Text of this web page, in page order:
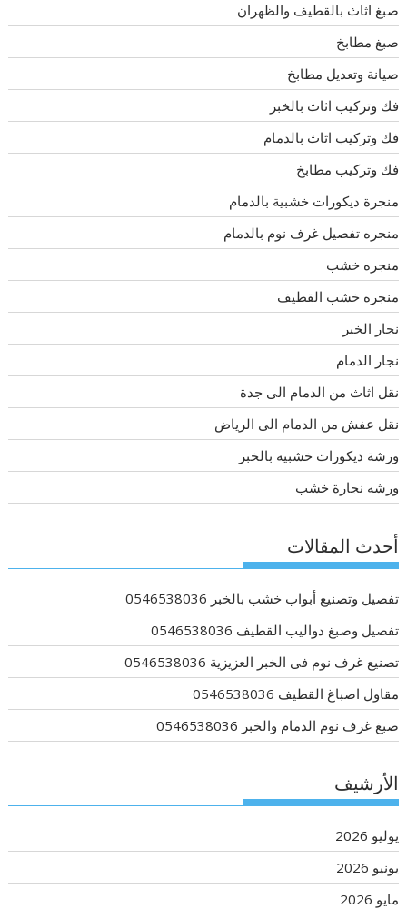
صبغ اثاث بالقطيف والظهران
صبغ مطابخ
صيانة وتعديل مطابخ
فك وتركيب اثاث بالخبر
فك وتركيب اثاث بالدمام
فك وتركيب مطابخ
منجرة ديكورات خشبية بالدمام
منجره تفصيل غرف نوم بالدمام
منجره خشب
منجره خشب القطيف
نجار الخبر
نجار الدمام
نقل اثاث من الدمام الى جدة
نقل عفش من الدمام الى الرياض
ورشة ديكورات خشبيه بالخبر
ورشه نجارة خشب
أحدث المقالات
تفصيل وتصنيع أبواب خشب بالخبر 0546538036
تفصيل وصبغ دواليب القطيف 0546538036
تصنيع غرف نوم فى الخبر العزيزية 0546538036
مقاول اصباغ القطيف 0546538036
صبغ غرف نوم الدمام والخبر 0546538036
الأرشيف
يوليو 2026
يونيو 2026
مايو 2026